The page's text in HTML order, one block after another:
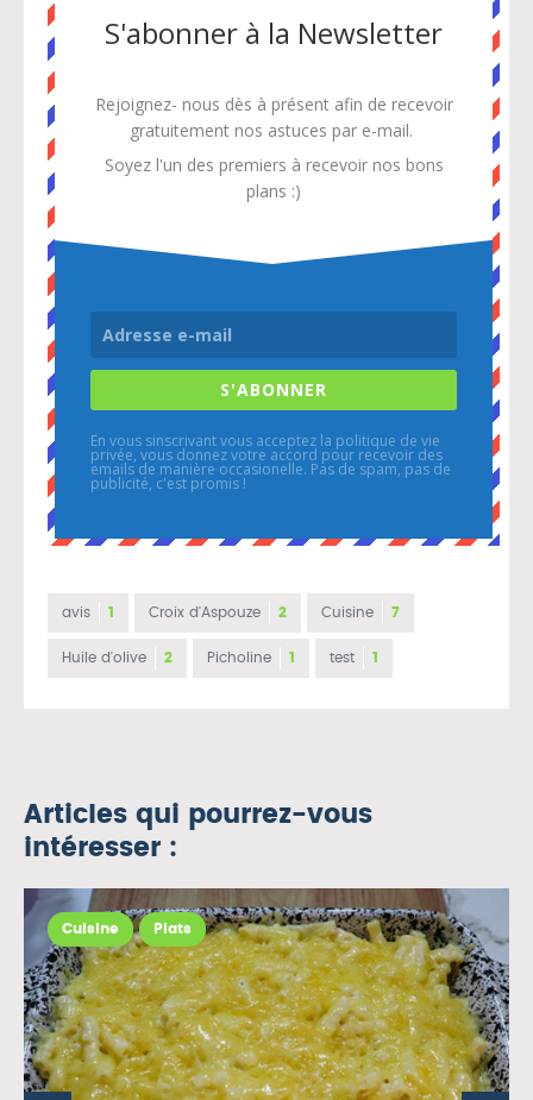
S'abonner à la Newsletter
Rejoignez- nous dès à présent afin de recevoir
gratuitement nos astuces par e-mail.
Soyez l'un des premiers à recevoir nos bons
plans :)
S'ABONNER
En vous sinscrivant vous acceptez la politique de vie
privée, vous donnez votre accord pour recevoir des
emails de manière occasionelle. Pas de spam, pas de
publicité, c'est promis !
avis 1 Croix d'Aspouze 2 Cuisine 7
Huile d'olive 2 Picholine 1 test 1
Articles qui pourrez-vous
intéresser :
Cuisine Plats